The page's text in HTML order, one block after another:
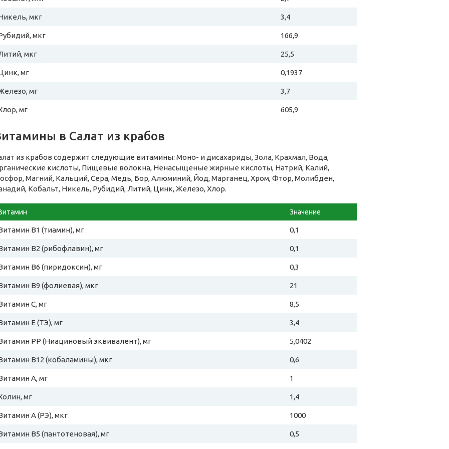
мкг 3,4
мкг 166,9
мкг 25,5
мг 0,1937
мг 3,7
мг 605,9
в Салат из крабов
из крабов содержит следующие витамины: Моно- и дисахариды, Зола, Крахмал, Вода,
кислоты, Пищевые волокна, Ненасыщеные жирные кислоты, Натрий, Калий,
Магний, Кальций, Сера, Медь, Бор, Алюминий, Йод, Марганец, Хром, Фтор, Молибден,
Кобальт, Никель, Рубидий, Литий, Цинк, Железо, Хлор.
Значение
B1 (тиамин), мг 0,1
B2 (рибофлавин), мг 0,1
B6 (пиридоксин), мг 0,3
B9 (фолиевая), мкг 21
C, мг 8,5
E (ТЭ), мг 3,4
PP (Ниациновый эквивалент), мг 5,0402
B12 (кобаламины), мкг 0,6
A, мг 1
мг 1,4
A (РЭ), мкг 1000
B5 (пантотеновая), мг 0,5